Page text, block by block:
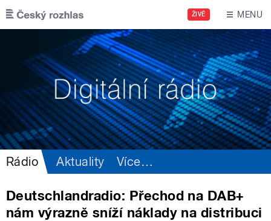
Přejít k hlavnímu obsahu
ŽIVĚ MENU
Rádio Aktuality Více…
Deutschlandradio: Přechod na DAB+
nám výrazně sníží náklady na distribuci